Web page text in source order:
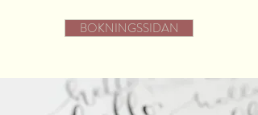
BOKNINGSSIDAN